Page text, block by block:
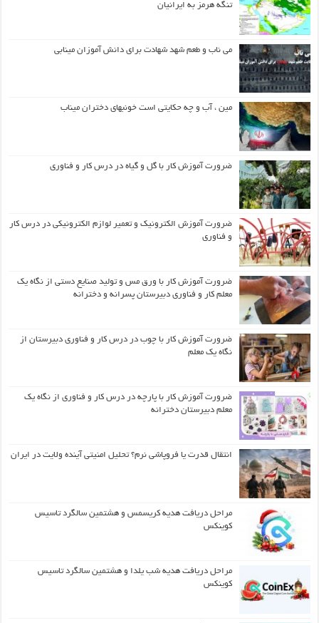
تنگه هرمز به ایرانیان
می ناب و طعم شهد شهادت برای دانش آموزان مینابی
مین ، آب و چه حکایتی است خونبهای دختران میناب
ضرورت آموزش کار با گل و گیاه در درس کار و فناوری
ضرورت آموزش الکترونیک و تعمیر لوازم الکترونیکی در درس کار
و فناوری
ضرورت آموزش کار با ورق مس و تولید صنایع دستی از نگاه یک
معلم کار و فناوری دبیرستان پسرانه و دخترانه
ضرورت آموزش کار با چوب در درس کار و فناوری دبیرستان از
نگاه یک معلم
ضرورت آموزش کار با پارچه در درس کار و فناوری از نگاه یک
معلم دبیرستان دخترانه
انتقال قدرت یا فروپاشی نرم؟ تحلیل امنیتی آینده ولایت در ایران
مراحل دریافت هدیه کریسمس و هشتمین سالگرد تاسیس
کوینکس
مراحل دریافت هدیه شب یلدا و هشتمین سالگرد تاسیس
کوینکس